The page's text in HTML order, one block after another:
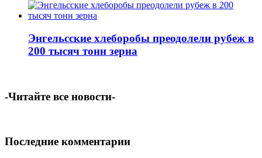
Энгельсские хлеборобы преодолели рубеж в
200 тысяч тонн зерна
-Читайте все новости-
Последние комментарии